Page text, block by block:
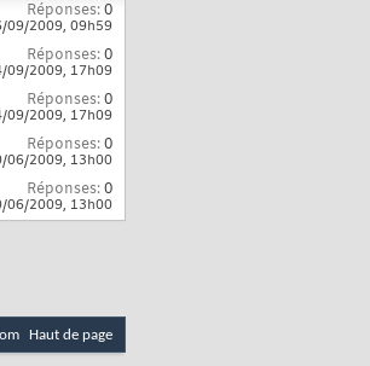
Réponses:0
09/2009, 09h59
Réponses:0
09/2009, 17h09
Réponses:0
09/2009, 17h09
Réponses:0
06/2009, 13h00
Réponses:0
06/2009, 13h00
Haut de page